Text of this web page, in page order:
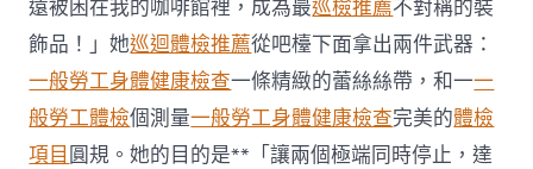
傳
醫
院
勞
檢
科
遠被困在我的咖啡館裡，成為最巡檢推薦不對稱的裝
飾品！」她巡迴體檢推薦從吧檯下面拿出兩件武器：
一般勞工身體健康檢查一條精緻的蕾絲絲帶，和一一
般勞工體檢個測量一般勞工身體健康檢查完美的體檢
項目 圓規。她的目的是**「讓兩個極端同時停止，達